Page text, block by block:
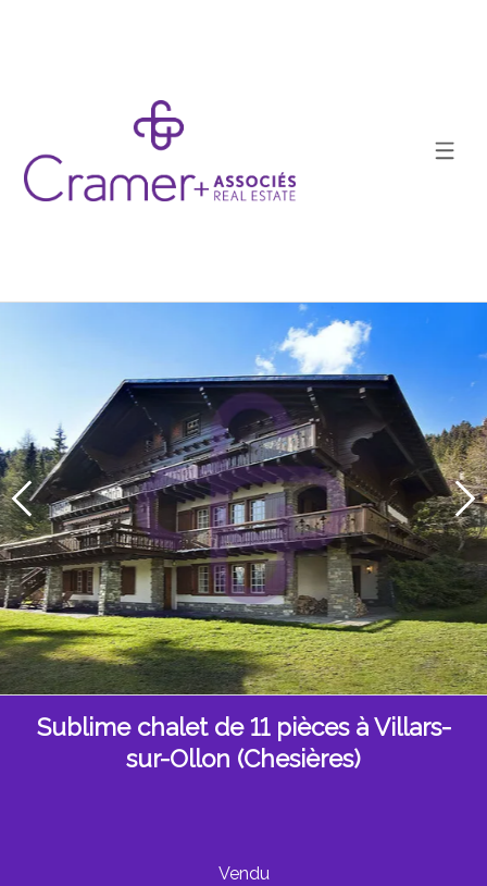
Sublime chalet de 11 pièces à Villars-
sur-Ollon (Chesières)
Vendu